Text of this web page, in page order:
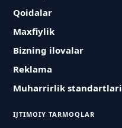
Qoidalar
Maxfiylik
Bizning ilovalar
Reklama
Muharrirlik standartlari
IJTIMOIY TARMOQLAR